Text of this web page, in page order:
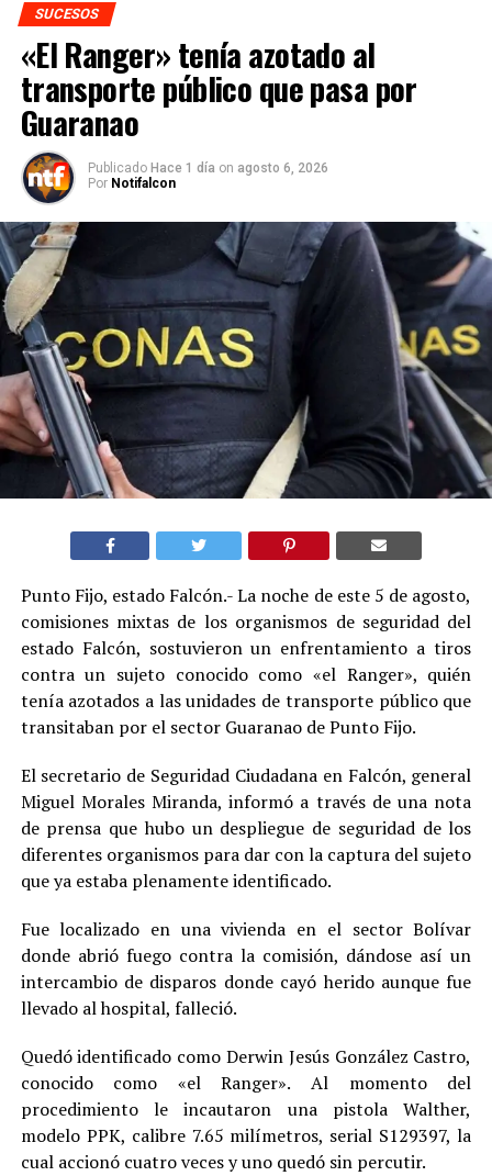
SUCESOS
«El Ranger» tenía azotado al
transporte público que pasa por
Guaranao
Publicado Hace 1 día on agosto 6, 2026
Por Notifalcon
Punto Fijo, estado Falcón.- La noche de este 5 de agosto,
comisiones mixtas de los organismos de seguridad del
estado Falcón, sostuvieron un enfrentamiento a tiros
contra un sujeto conocido como «el Ranger», quién
tenía azotados a las unidades de transporte público que
transitaban por el sector Guaranao de Punto Fijo.
El secretario de Seguridad Ciudadana en Falcón, general
Miguel Morales Miranda, informó a través de una nota
de prensa que hubo un despliegue de seguridad de los
diferentes organismos para dar con la captura del sujeto
que ya estaba plenamente identificado.
Fue localizado en una vivienda en el sector Bolívar
donde abrió fuego contra la comisión, dándose así un
intercambio de disparos donde cayó herido aunque fue
llevado al hospital, falleció.
Quedó identificado como Derwin Jesús González Castro,
conocido como «el Ranger». Al momento del
procedimiento le incautaron una pistola Walther,
modelo PPK, calibre 7.65 milímetros, serial S129397, la
cual accionó cuatro veces y uno quedó sin percutir.